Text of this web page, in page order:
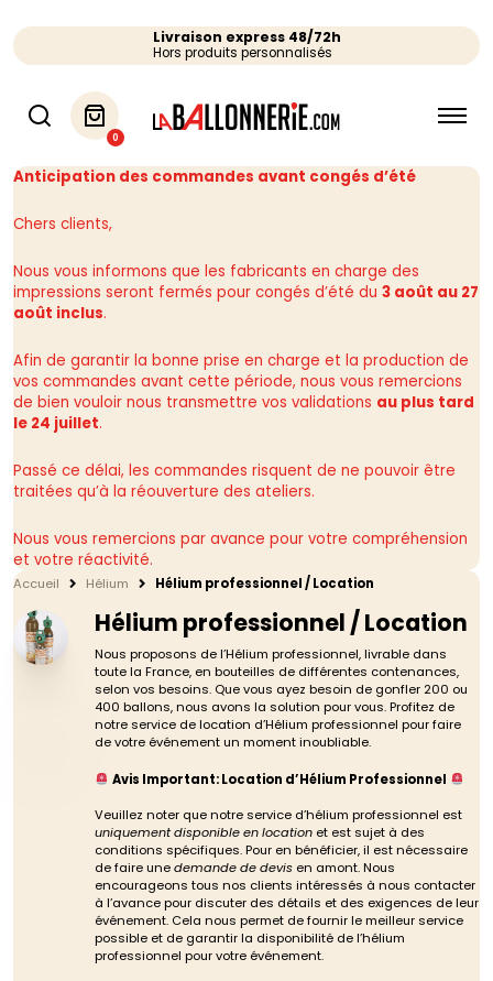
Livraison express 48/72h
Hors produits personnalisés
0
Anticipation des commandes avant congés d’été
Chers clients,
Nous vous informons que les fabricants en charge des
impressions seront fermés pour congés d’été du 3 août au 27
août inclus.
Afin de garantir la bonne prise en charge et la production de
vos commandes avant cette période, nous vous remercions
de bien vouloir nous transmettre vos validations au plus tard
le 24 juillet.
Passé ce délai, les commandes risquent de ne pouvoir être
traitées qu’à la réouverture des ateliers.
Nous vous remercions par avance pour votre compréhension
et votre réactivité.
Accueil Hélium Hélium professionnel / Location
Hélium professionnel / Location
Nous proposons de l’Hélium professionnel, livrable dans
toute la France, en bouteilles de différentes contenances,
selon vos besoins. Que vous ayez besoin de gonfler 200 ou
400 ballons, nous avons la solution pour vous. Profitez de
notre service de location d’Hélium professionnel pour faire
de votre événement un moment inoubliable.
Avis Important: Location d’Hélium Professionnel
Veuillez noter que notre service d’hélium professionnel est
uniquement disponible en location et est sujet à des
conditions spécifiques. Pour en bénéficier, il est nécessaire
de faire unedemande de devis en amont. Nous
encourageons tous nos clients intéressés à nous contacter
à l’avance pour discuter des détails et des exigences de leur
événement. Cela nous permet de fournir le meilleur service
possible et de garantir la disponibilité de l’hélium
professionnel pour votre événement.